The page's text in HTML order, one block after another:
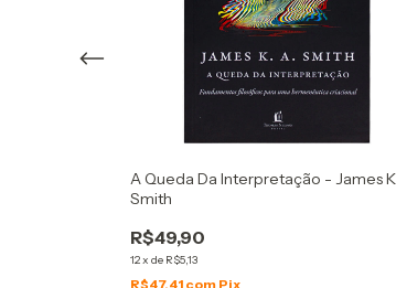
A Queda Da Interpretação - James
Smith
R$49,90
12x de R$5,13
R$47,41 com Pix